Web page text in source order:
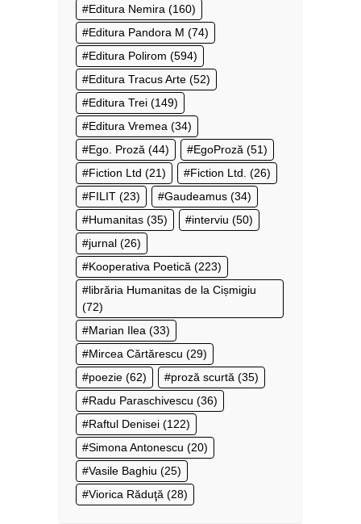
Editura Nemira (160)
Editura Pandora M (74)
Editura Polirom (594)
Editura Tracus Arte (52)
Editura Trei (149)
Editura Vremea (34)
Ego. Proză (44) EgoProză (51)
Fiction Ltd (21) Fiction Ltd. (26)
FILIT (23) Gaudeamus (34)
Humanitas (35) interviu (50)
jurnal (26)
Kooperativa Poetică (223)
librăria Humanitas de la Cișmigiu
(72)
Marian Ilea (33)
Mircea Cărtărescu (29)
poezie (62) proză scurtă (35)
Radu Paraschivescu (36)
Raftul Denisei (122)
Simona Antonescu (20)
Vasile Baghiu (25)
Viorica Răduţă (28)